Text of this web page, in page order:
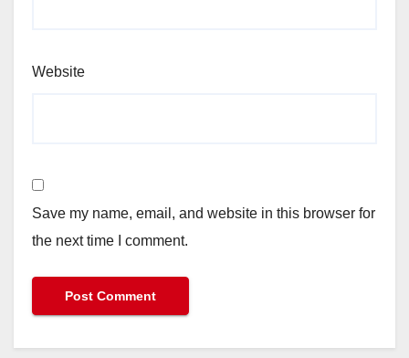
Website
Save my name, email, and website in this browser for
the next time I comment.